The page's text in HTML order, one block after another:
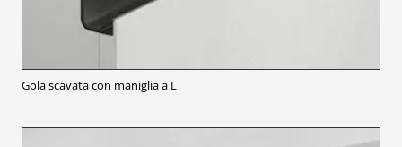
Gola scavata con maniglia a L